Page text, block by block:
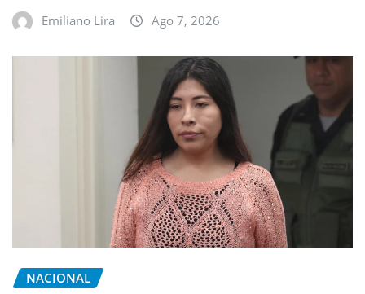
Emiliano Lira Ago 7, 2026
NACIONAL